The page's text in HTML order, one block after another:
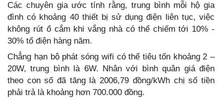
Các chuyên gia ước tính rằng, trung bình mỗi hộ gia
đình có khoảng 40 thiết bị sử dụng điện liên tục, việc
không rút ổ cắm khi vắng nhà có thể chiếm tới 10% -
30% tổ điện hàng năm.
Chẳng hạn bộ phát sóng wifi có thể tiêu tốn khoảng 2 –
20W, trung bình là 6W. Nhân với bình quân giá điện
theo con số đã tăng là 2006,79 đồng/kWh chị số tiền
phải trả là khoảng hơn 700.000 đồng.